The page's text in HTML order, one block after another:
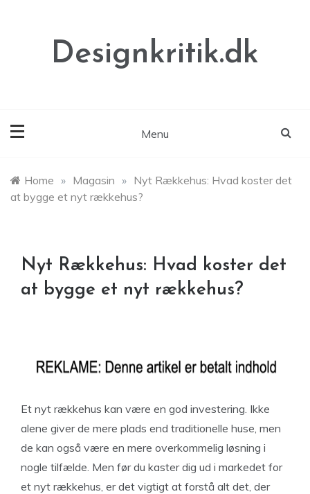
Designkritik.dk
Menu
Home » Magasin » Nyt Rækkehus: Hvad koster det
at bygge et nyt rækkehus?
Nyt Rækkehus: Hvad koster det
at bygge et nyt rækkehus?
Et nyt rækkehus kan være en god investering. Ikke
alene giver de mere plads end traditionelle huse, men
de kan også være en mere overkommelig løsning i
nogle tilfælde. Men før du kaster dig ud i markedet for
et nyt rækkehus, er det vigtigt at forstå alt det, der